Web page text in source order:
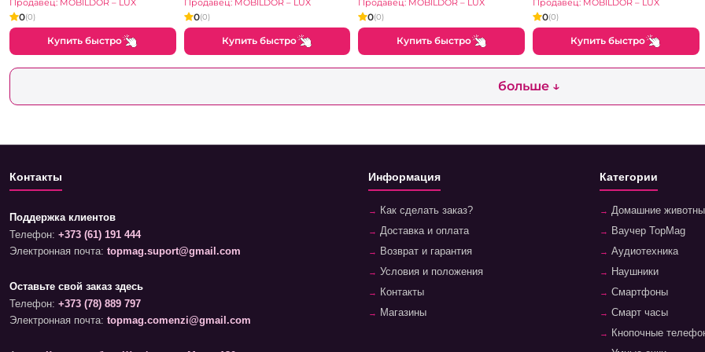
0(0)
Купить быстро
(170x60x240H см)
Sonoma
0(0)
Купить быстро
см) Белый Бриллиант
0(0)
Купить быстро
Антрацит
0(0)
Купить быстро
больше ↓
Контакты
Поддержка клиентов
Телефон: +373 (61) 191 444
Электронная почта: topmag.suport@gmail.com
Оставьте свой заказ здесь
Телефон: +373 (78) 889 797
Электронная почта: topmag.comenzi@gmail.com
Информация
Как сделать заказ?
Доставка и оплата
Возврат и гарантия
Условия и положения
Контакты
Магазины
Категории
Домашние
Ваучер TopMag
Аудиотехника
Наушники
Смартфоны
Смарт часы
Кнопочные